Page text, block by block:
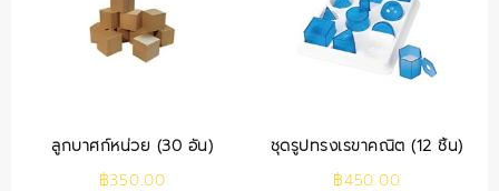
ลูกบาศก์หน่วย (30 อัน)
฿350.00
ชุดรูปทรงเรขาคณิต (12 ชิ้น)
฿450.00